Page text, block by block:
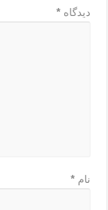
دیدگاه*
نام*